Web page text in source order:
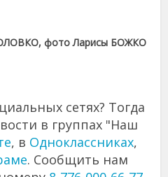
фото Ларисы БОЖКО
сетях? Тогда
в группах "Наш
, в Одноклассниках,
. Сообщить нам